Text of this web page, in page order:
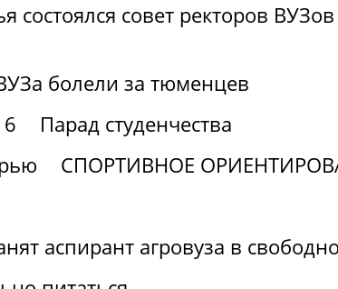
состоялся совет ректоров ВУЗов
болели за тюменцев
Парад студенчества
СПОРТИВНОЕ
аспирант агровуза в